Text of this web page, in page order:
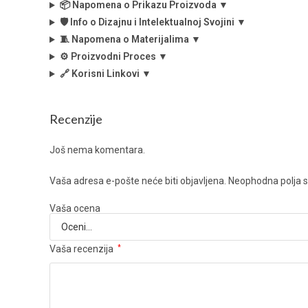
📦 Napomena o Prikazu Proizvoda ▼
🛡️ Info o Dizajnu i Intelektualnoj Svojini ▼
🧵 Napomena o Materijalima ▼
⚙️ Proizvodni Proces ▼
🔗 Korisni Linkovi ▼
Recenzije
Još nema komentara.
Vaša adresa e-pošte neće biti objavljena. Neophodna polja
Vaša ocena
Vaša recenzija *